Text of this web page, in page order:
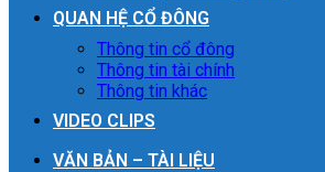
QUAN HỆ CỔ ĐÔNG
Thông tin cổ đông
Thông tin tài chính
Thông tin khác
VIDEO CLIPS
VĂN BẢN – TÀI LIỆU